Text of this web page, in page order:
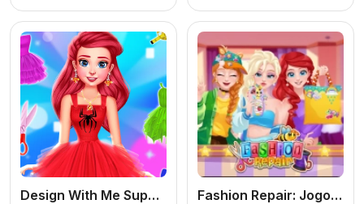
Design With Me SuperHero Tutu Outfits Fashion Repair: Jogo de Moda Online Grátis para Criar Looks e Consertar Roupas